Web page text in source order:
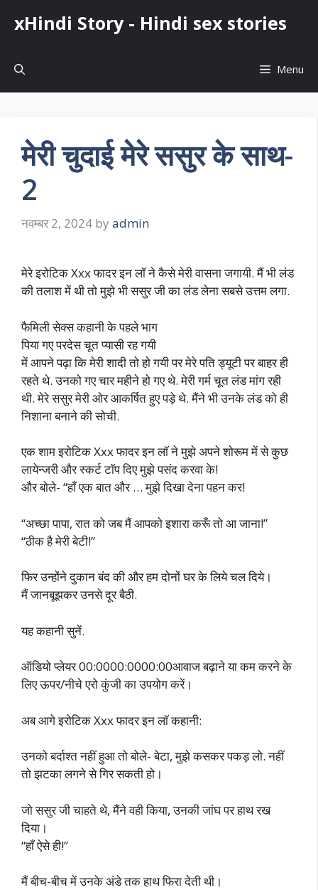
xHindi Story - Hindi sex stories
Menu
मेरी चुदाई मेरे ससुर के साथ-
2
नवम्बर 2, 2024 by admin
मेरे इरोटिक Xxx फादर इन लॉ ने कैसे मेरी वासना जगायी. मैं भी लंड
की तलाश में थी तो मुझे भी ससुर जी का लंड लेना सबसे उत्तम लगा.
फैमिली सेक्स कहानी के पहले भाग
पिया गए परदेस चूत प्यासी रह गयी
में आपने पढ़ा कि मेरी शादी तो हो गयी पर मेरे पति ड्यूटी पर बाहर ही
रहते थे. उनको गए चार महीने हो गए थे. मेरी गर्म चूत लंड मांग रही
थी. मेरे ससुर मेरी ओर आकर्षित हुए पड़े थे. मैंने भी उनके लंड को ही
निशाना बनाने की सोची.
एक शाम इरोटिक Xxx फादर इन लॉ ने मुझे अपने शोरूम में से कुछ
लायेन्जरी और स्कर्ट टॉप दिए मुझे पसंद करवा के!
और बोले- “हाँ एक बात और … मुझे दिखा देना पहन कर!
“अच्छा पापा, रात को जब मैं आपको इशारा करूँ तो आ जाना!”
“ठीक है मेरी बेटी!”
फिर उन्होंने दुकान बंद की और हम दोनों घर के लिये चल दिये।
मैं जानबूझकर उनसे दूर बैठी.
यह कहानी सुनें.
ऑडियो प्लेयर 00:0000:0000:00आवाज बढ़ाने या कम करने के
लिए ऊपर/नीचे एरो कुंजी का उपयोग करें।
अब आगे इरोटिक Xxx फादर इन लॉ कहानी:
उनको बर्दाश्त नहीं हुआ तो बोले- बेटा, मुझे कसकर पकड़ लो. नहीं
तो झटका लगने से गिर सकती हो।
जो ससुर जी चाहते थे, मैंने वही किया, उनकी जांघ पर हाथ रख
दिया।
“हाँ ऐसे ही!”
मैं बीच-बीच में उनके अंडे तक हाथ फिरा देती थी।